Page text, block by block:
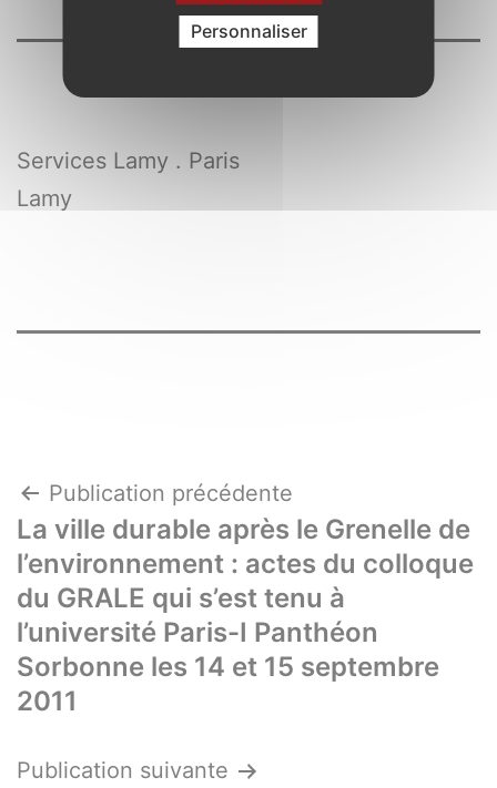
Services Lamy . Paris
Lamy
Navigation
de
l’article
Publication précédente
La ville durable après le Grenelle de
l’environnement : actes du colloque
du GRALE qui s’est tenu à
l’université Paris-I Panthéon
Sorbonne les 14 et 15 septembre
2011
Publication suivante
Personnaliser